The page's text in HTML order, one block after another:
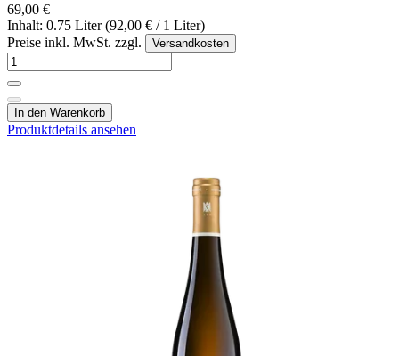
69,00 €
Inhalt: 0.75 Liter (92,00 € / 1 Liter)
Preise inkl. MwSt. zzgl.
Versandkosten
In den Warenkorb
Produktdetails ansehen